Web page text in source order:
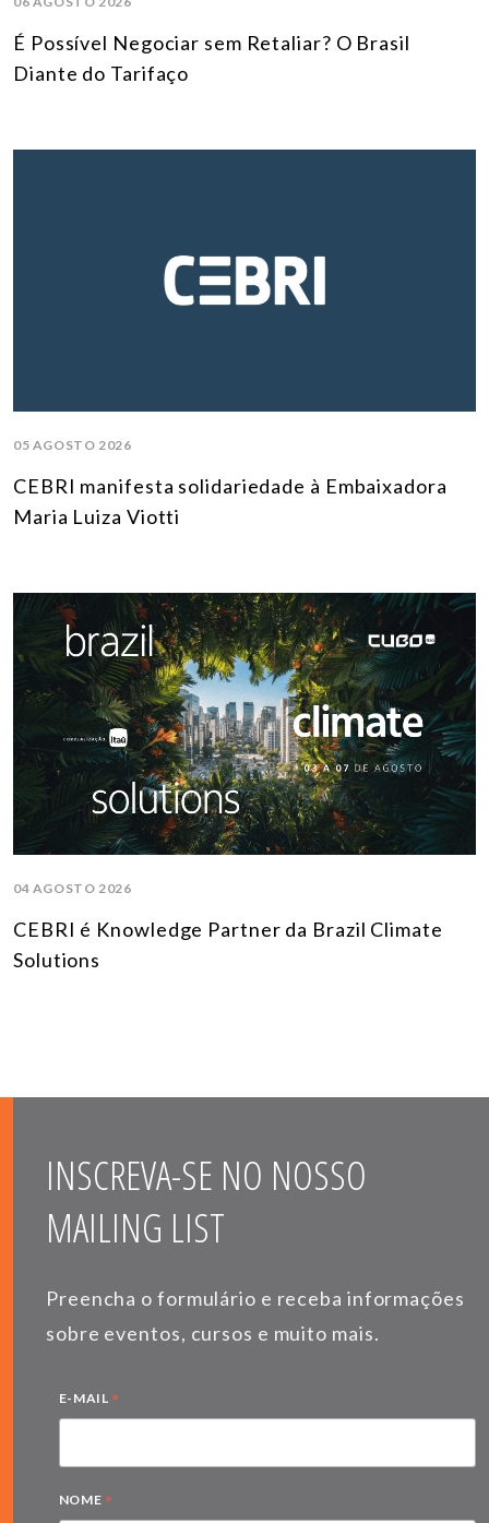
É Possível Negociar sem Retaliar? O Brasil
Diante do Tarifaço
05 AGOSTO 2026
CEBRI manifesta solidariedade à Embaixadora
Maria Luiza Viotti
04 AGOSTO 2026
CEBRI é Knowledge Partner da Brazil Climate
Solutions
INSCREVA-SE NO NOSSO
MAILING LIST
Preencha o formulário e receba informações
sobre eventos, cursos e muito mais.
E-MAIL *
NOME *